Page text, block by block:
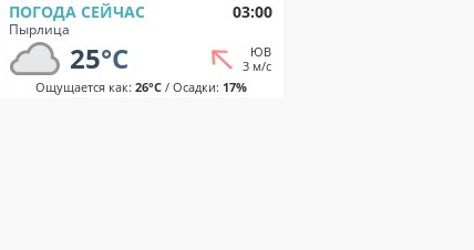
ПОГОДА СЕЙЧАС 03:00
Пырлица
25°C
ЮВ
3 м/с
Ощущается как: 26°C/ Осадки: 17%